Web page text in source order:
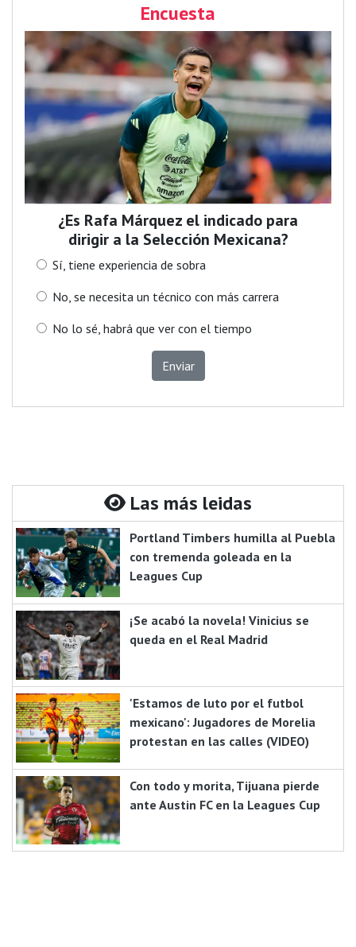
Encuesta
¿Es Rafa Márquez el indicado para
dirigir a la Selección Mexicana?
Sí, tiene experiencia de sobra
No, se necesita un técnico con más carrera
No lo sé, habrá que ver con el tiempo
Enviar
Las más leidas
Portland Timbers humilla al Puebla
con tremenda goleada en la
Leagues Cup
¡Se acabó la novela! Vinicius se
queda en el Real Madrid
'Estamos de luto por el futbol
mexicano': Jugadores de Morelia
protestan en las calles (VIDEO)
Con todo y morita, Tijuana pierde
ante Austin FC en la Leagues Cup